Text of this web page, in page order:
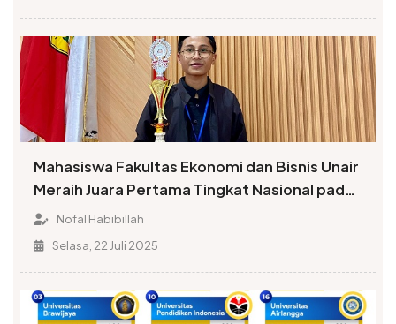
Mahasiswa Fakultas Ekonomi dan Bisnis Unair
Meraih Juara Pertama Tingkat Nasional pada
Kompetisi Da’i
Nofal Habibillah
Selasa, 22 Juli 2025